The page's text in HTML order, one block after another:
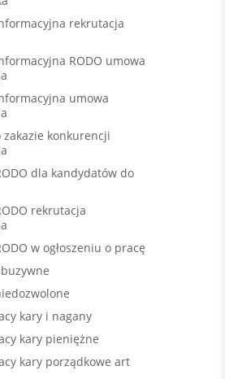
rekrutacja
RODO umowa
umowa
zakazie konkurencji
dla kandydatów do
rekrutacja
w ogłoszeniu o pracę
kary i nagany
kary pieniężne
kary porządkowe art